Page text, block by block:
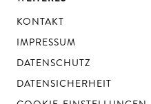
KONTAKT
IMPRESSUM
DATENSCHUTZ
DATENSICHERHEIT